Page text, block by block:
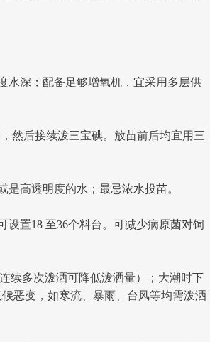
深；配备足够增氧机，宜采用多层供
后接续泼三宝碘。放苗前后均宜用三
高透明度的水；最忌浓水投苗。
置18 至36个料台。可减少病原菌对饲
续多次泼洒可降低泼洒量）；大潮时下
恶变，如寒流、暴雨、台风等均需泼洒